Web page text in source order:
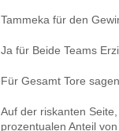
Tammeka für den
Ja für Beide Teams
Für Gesamt Tore
Auf der riskanten
prozentualen Anteil